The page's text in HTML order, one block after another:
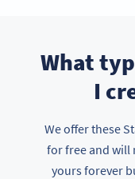
What
I
We offer these
for free and will
yours forever